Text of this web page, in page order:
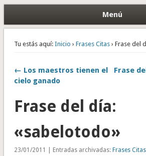
Menú
Tu estás aquí: Inicio › Frases Citas› Frase del
← Los maestros tienen el
cielo ganado
Frase
Frase del día:
«sabelotodo»
23/01/2011 | Entradas archivadas: Frases Citas